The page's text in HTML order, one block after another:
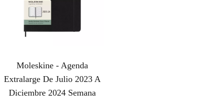
Moleskine - Agenda
Extralarge De Julio 2023 A
Diciembre 2024 Semana